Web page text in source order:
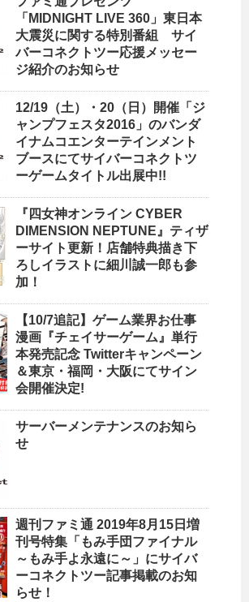
「MIDNIGHT LIVE 360」東日本
大震災に関する特別番組 サイ
バーコネクトツー応援メッセー
ジ紹介のお知らせ
12/19（土）・20（日）開催「ジ
ャンプフェスタ2016」のバンダ
イナムコエンターテインメント
ブースにてサイバーコネクトツ
ーゲームタイトル出展中!!
『四女神オンライン CYBER
DIMENSION NEPTUNE』ティザ
ーサイト更新！店舗特典描き下
ろしイラストに細川誠一郎も参
加！
【10/7追記】ゲーム業界お仕事
漫画『チェイサーゲーム』単行
本発売記念 Twitterキャンペーン
＆東京・福岡・大阪にてサイン
会開催決定!
サーバーメンテナンスのお知ら
せ
週刊ファミ通 2019年8月15日増
刊号特集「もみ手団ファイナル
～もみ手よ永遠に～」にサイバ
ーコネクトツー記事掲載のお知
らせ！